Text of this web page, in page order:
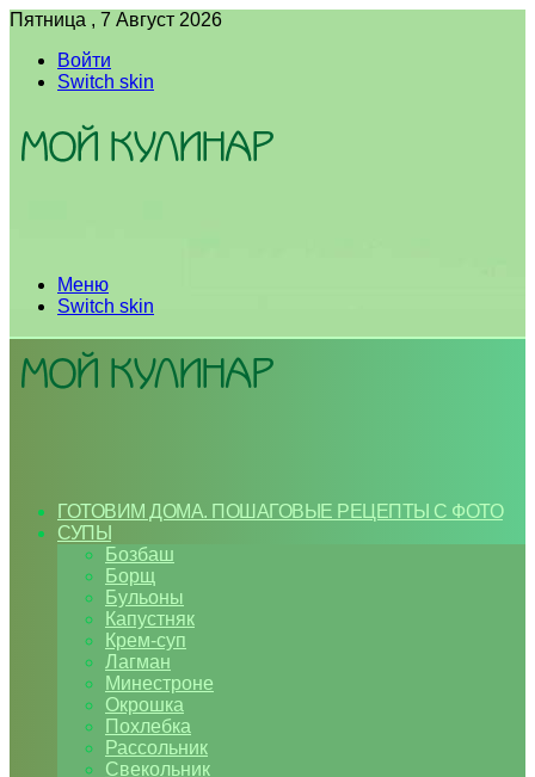
Пятница , 7 Август 2026
Войти
Switch skin
Меню
Switch skin
ГОТОВИМ ДОМА. ПОШАГОВЫЕ РЕЦЕПТЫ С ФОТО
СУПЫ
Бозбаш
Борщ
Бульоны
Капустняк
Крем-суп
Лагман
Минестроне
Окрошка
Похлебка
Рассольник
Свекольник